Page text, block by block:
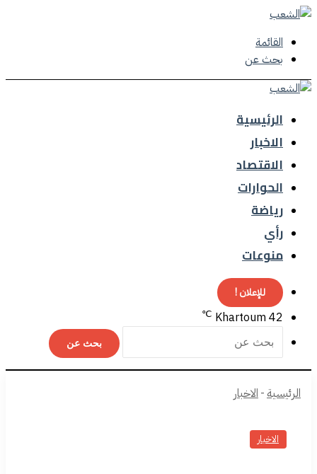
القائمة
بحث عن
الرئيسية
الاخبار
الاقتصاد
الحوارات
رياضة
رأي
منوعات
للإعلان !
Khartoum42
℃
بحث عن
الرئيسية-الاخبار
الاخبار